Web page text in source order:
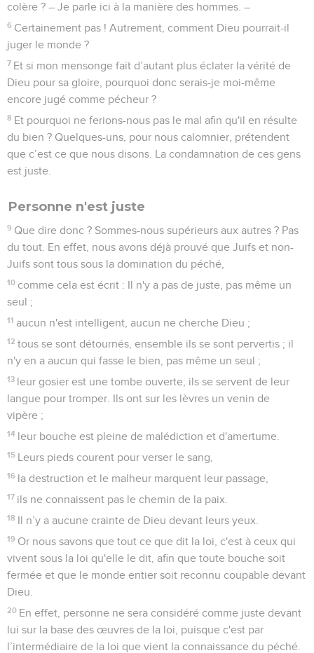
colère ? – Je parle ici à la manière des hommes. –
6 Certainement pas ! Autrement, comment Dieu pourrait-il
juger le monde ?
7 Et si mon mensonge fait d’autant plus éclater la vérité de
Dieu pour sa gloire, pourquoi donc serais-je moi-même
encore jugé comme pécheur ?
8 Et pourquoi ne ferions-nous pas le mal afin qu'il en résulte
du bien ? Quelques-uns, pour nous calomnier, prétendent
que c’est ce que nous disons. La condamnation de ces gens
est juste.
Personne n'est juste
9 Que dire donc ? Sommes-nous supérieurs aux autres ? Pas
du tout. En effet, nous avons déjà prouvé que Juifs et non-
Juifs sont tous sous la domination du péché,
10 comme cela est écrit : Il n'y a pas de juste, pas même un
seul ;
11 aucun n'est intelligent, aucun ne cherche Dieu ;
12 tous se sont détournés, ensemble ils se sont pervertis ; il
n'y en a aucun qui fasse le bien, pas même un seul ;
13 leur gosier est une tombe ouverte, ils se servent de leur
langue pour tromper. Ils ont sur les lèvres un venin de
vipère ;
14 leur bouche est pleine de malédiction et d'amertume.
15 Leurs pieds courent pour verser le sang,
16 la destruction et le malheur marquent leur passage,
17 ils ne connaissent pas le chemin de la paix.
18 Il n’y a aucune crainte de Dieu devant leurs yeux.
19 Or nous savons que tout ce que dit la loi, c'est à ceux qui
vivent sous la loi qu'elle le dit, afin que toute bouche soit
fermée et que le monde entier soit reconnu coupable devant
Dieu.
20 En effet, personne ne sera considéré comme juste devant
lui sur la base des œuvres de la loi, puisque c'est par
l’intermédiaire de la loi que vient la connaissance du péché.